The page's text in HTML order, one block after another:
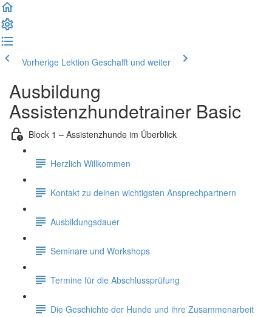
Vorherige Lektion Geschafft und weiter
Ausbildung
Assistenzhundetrainer Basic
Block 1 – Assistenzhunde im Überblick
Herzlich Willkommen
Kontakt zu deinen wichtigsten Ansprechpartnern
Ausbildungsdauer
Seminare und Workshops
Termine für die Abschlussprüfung
Die Geschichte der Hunde und ihre Zusammenarbeit